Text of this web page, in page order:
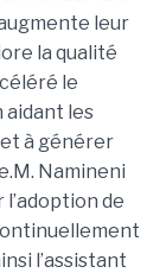
leur
la qualité
le
aidant les
à générer
M. Namineni
de
l’assistant